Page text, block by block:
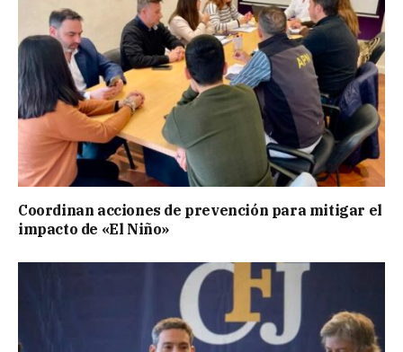
Coordinan acciones de prevención para mitigar el
impacto de «El Niño»